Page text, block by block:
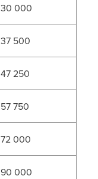
30 000
37 500
47 250
57 750
72 000
90 000